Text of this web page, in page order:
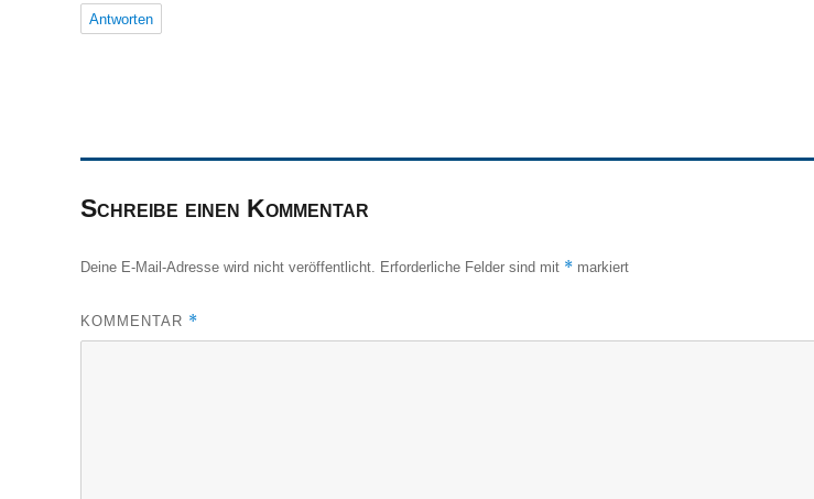
Antworten
Schreibe einen Kommentar
Deine E-Mail-Adresse wird nicht veröffentlicht. Erforderliche Felder sind mit * markiert
KOMMENTAR *